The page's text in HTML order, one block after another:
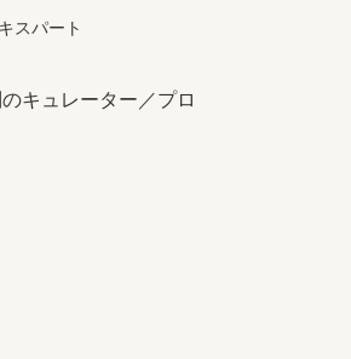
スパート
キュレーター／プロ